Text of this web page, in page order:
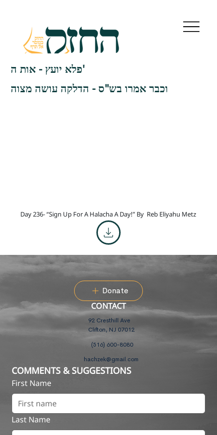
פלא יועץ - אות ה'
וכבר אמרו בש"ס - הדלקה עושה מצוה
Day 236- “Sign Up For A Halacha A Day!” By Reb Eliyahu Metz
Donate
CONTACT
92 Cresthill Ave
Clifton, NJ 07012
(516) 600-8080
hachzek@gmail.com
COMMENTS & SUGGESTIONS
First Name
Last Name